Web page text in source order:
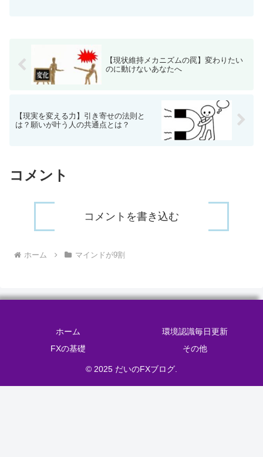
【現状維持メカニズムの罠】変わりたい
のに動けないあなたへ
【現実を変える力】引き寄せの法則と
は？願いが叶う人の共通点とは？
コメント
コメントを書き込む
ホーム マインドが9割
ホーム
環境認識毎日更新
FXの基礎
その他
© 2025 だいのFXブログ.